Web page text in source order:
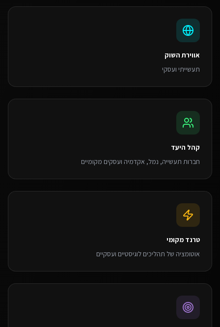
אווירת השוק
תעשייתי ועסקי
קהל היעד
חברות תעשייה, נמל, אקדמיה ועסקים מקומיים
טרנד מקומי
אוטומציה של תהליכים לוגיסטיים ועסקיים